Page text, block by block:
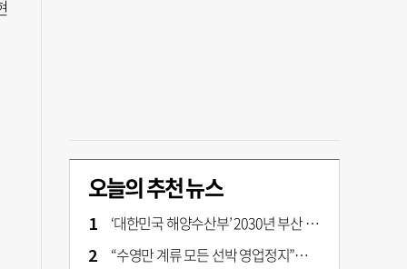
오늘의 추천 뉴스
‘대한민국 해양수산부’ 2030년 부산 북항시대 연다
“수영만 계류 모든 선박 영업정지”… 재개발 속도전